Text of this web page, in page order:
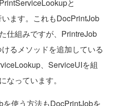
と
ます。これもDocPrintJob
仕組みですが、PrintreJob
るメソッドを追加している
、ServiceUIを組
なっています。
使う方法もDocPrintJobを